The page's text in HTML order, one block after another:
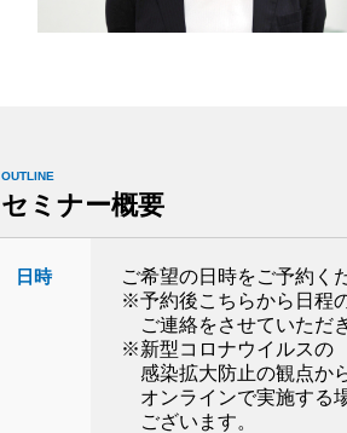
OUTLINE
セミナー概要
日時
ご希望の日時をご予約く
※予約後こちらから日程
ご連絡をさせていただ
※新型コロナウイルスの
感染拡大防止の観点か
オンラインで実施する
ございます。